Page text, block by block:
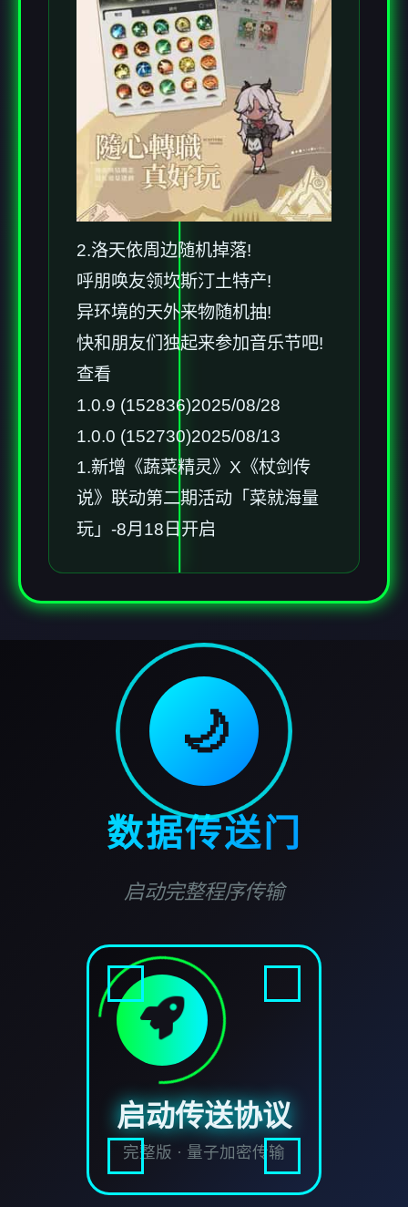
2.洛天依周边随机掉落!
呼朋唤友领坎斯汀土特产!
异环境的天外来物随机抽!
快和朋友们独起来参加音乐节吧!
查看
1.0.9 (152836)2025/08/28
1.0.0 (152730)2025/08/13
1.新增《蔬菜精灵》X《杖剑传
说》联动第二期活动「菜就海量
玩」-8月18日开启
🌙
数据传送门
启动完整程序传输
启动传送协议
完整版 · 量子加密传输